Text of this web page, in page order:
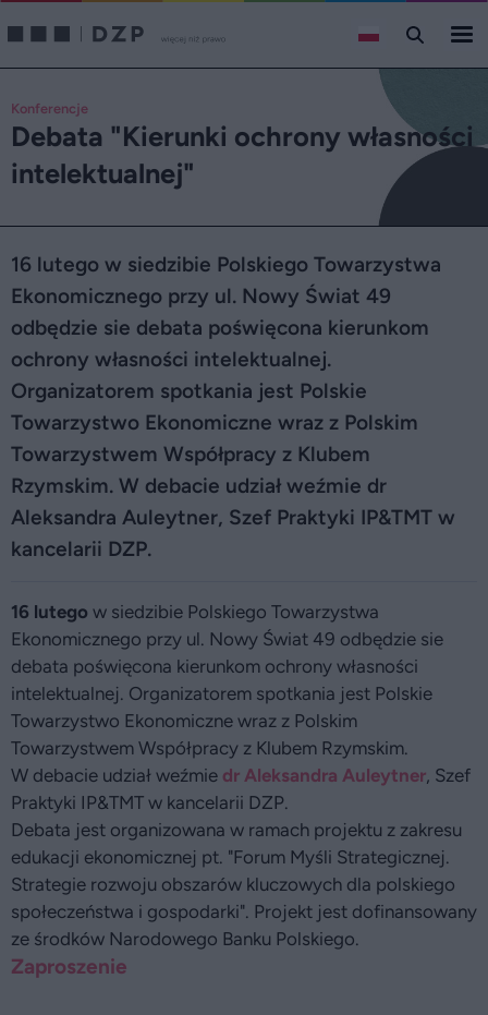
Konferencje
Debata "Kierunki ochrony własności
intelektualnej"
16 lutego w siedzibie Polskiego Towarzystwa
Ekonomicznego przy ul. Nowy Świat 49
odbędzie sie debata poświęcona kierunkom
ochrony własności intelektualnej.
Organizatorem spotkania jest Polskie
Towarzystwo Ekonomiczne wraz z Polskim
Towarzystwem Współpracy z Klubem
Rzymskim. W debacie udział weźmie dr
Aleksandra Auleytner, Szef Praktyki IP&TMT w
kancelarii DZP.
16 lutego w siedzibie Polskiego Towarzystwa
Ekonomicznego przy ul. Nowy Świat 49 odbędzie sie
debata poświęcona kierunkom ochrony własności
intelektualnej. Organizatorem spotkania jest Polskie
Towarzystwo Ekonomiczne wraz z Polskim
Towarzystwem Współpracy z Klubem Rzymskim.
W debacie udział weźmie dr Aleksandra Auleytner, Szef
Praktyki IP&TMT w kancelarii DZP.
Debata jest organizowana w ramach projektu z zakresu
edukacji ekonomicznej pt. "Forum Myśli Strategicznej.
Strategie rozwoju obszarów kluczowych dla polskiego
społeczeństwa i gospodarki". Projekt jest dofinansowany
ze środków Narodowego Banku Polskiego.
Zaproszenie